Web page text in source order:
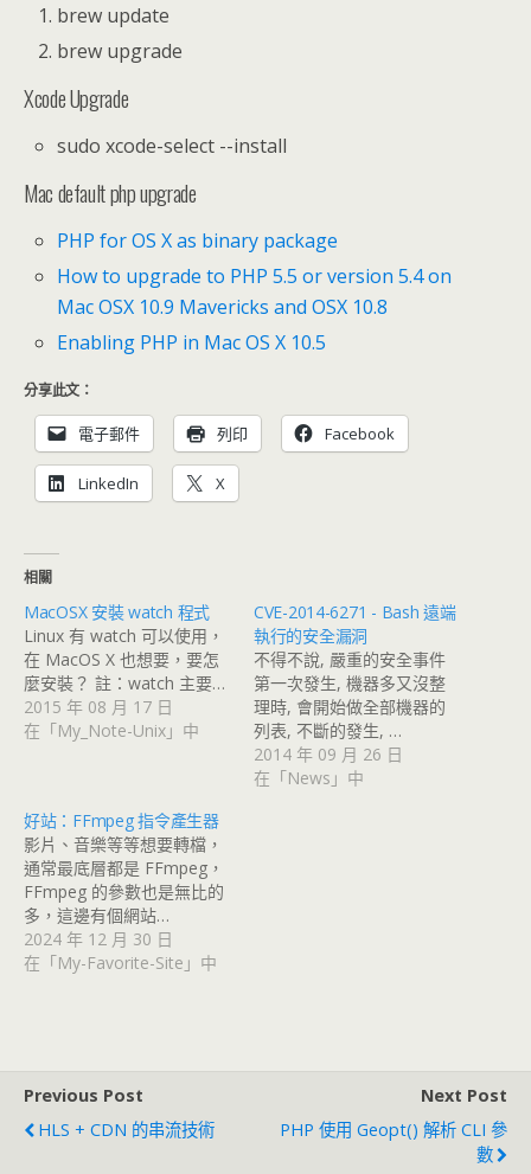
brew update
brew upgrade
Xcode Upgrade
sudo xcode-select --install
Mac default php upgrade
PHP for OS X as binary package
How to upgrade to PHP 5.5 or version 5.4 on
Mac OSX 10.9 Mavericks and OSX 10.8
Enabling PHP in Mac OS X 10.5
分享此文：
電子郵件 列印 Facebook
LinkedIn X
相關
MacOSX 安裝 watch 程式
Linux 有 watch 可以使用，
在 MacOS X 也想要，要怎
麼安裝？ 註：watch 主要…
2015 年 08 月 17 日
在「My_Note-Unix」中
CVE-2014-6271 - Bash 遠端
執行的安全漏洞
不得不說, 嚴重的安全事件
第一次發生, 機器多又沒整
理時, 會開始做全部機器的
列表, 不斷的發生, …
2014 年 09 月 26 日
在「News」中
好站：FFmpeg 指令產生器
影片、音樂等等想要轉檔，
通常最底層都是 FFmpeg，
FFmpeg 的參數也是無比的
多，這邊有個網站…
2024 年 12 月 30 日
在「My-Favorite-Site」中
Previous Post
HLS + CDN 的串流技術
Next Post
PHP 使用 Geopt() 解析 CLI 參
數